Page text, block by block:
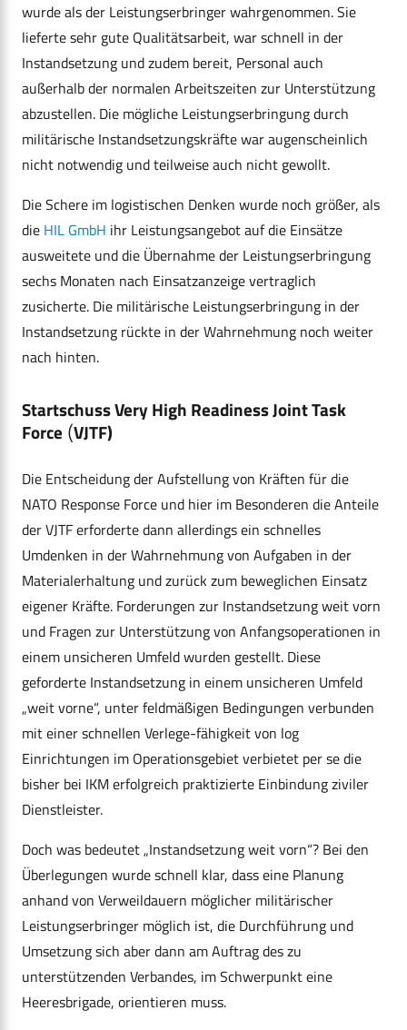
wurde als der Leistungserbringer wahrgenommen. Sie
lieferte sehr gute Qualitätsarbeit, war schnell in der
Instandsetzung und zudem bereit, Personal auch
außerhalb der normalen Arbeitszeiten zur Unterstützung
abzustellen. Die mögliche Leistungserbringung durch
militärische Instandsetzungskräfte war augenscheinlich
nicht notwendig und teilweise auch nicht gewollt.
Die Schere im logistischen Denken wurde noch größer, als
die HIL GmbH ihr Leistungsangebot auf die Einsätze
ausweitete und die Übernahme der Leistungserbringung
sechs Monaten nach Einsatzanzeige vertraglich
zusicherte. Die militärische Leistungserbringung in der
Instandsetzung rückte in der Wahrnehmung noch weiter
nach hinten.
Startschuss Very High Readiness Joint Task
Force (VJTF)
Die Entscheidung der Aufstellung von Kräften für die
NATO Response Force und hier im Besonderen die Anteile
der VJTF erforderte dann allerdings ein schnelles
Umdenken in der Wahrnehmung von Aufgaben in der
Materialerhaltung und zurück zum beweglichen Einsatz
eigener Kräfte. Forderungen zur Instandsetzung weit vorn
und Fragen zur Unterstützung von Anfangsoperationen in
einem unsicheren Umfeld wurden gestellt. Diese
geforderte Instandsetzung in einem unsicheren Umfeld
„weit vorne“, unter feldmäßigen Bedingungen verbunden
mit einer schnellen Verlege-fähigkeit von log
Einrichtungen im Operationsgebiet verbietet per se die
bisher bei IKM erfolgreich praktizierte Einbindung ziviler
Dienstleister.
Doch was bedeutet „Instandsetzung weit vorn“? Bei den
Überlegungen wurde schnell klar, dass eine Planung
anhand von Verweildauern möglicher militärischer
Leistungserbringer möglich ist, die Durchführung und
Umsetzung sich aber dann am Auftrag des zu
unterstützenden Verbandes, im Schwerpunkt eine
Heeresbrigade, orientieren muss.